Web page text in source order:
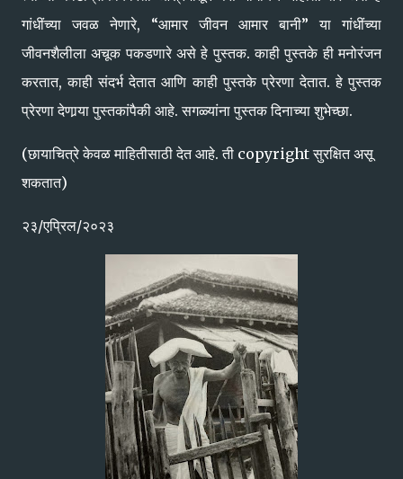
गांधींच्या जवळ नेणारे, “आमार जीवन आमार बानी” या गांधींच्या
जीवनशैलीला अचूक पकडणारे असे हे पुस्तक. काही पुस्तके ही मनोरंजन
करतात, काही संदर्भ देतात आणि काही पुस्तके प्रेरणा देतात. हे पुस्तक
प्रेरणा देणार्‍या पुस्तकांपैकी आहे. सगळ्यांना पुस्तक दिनाच्या शुभेच्छा.
(छायाचित्रे केवळ माहितीसाठी देत आहे. ती copyright सुरक्षित असू
शकतात)
२३/एप्रिल/२०२३